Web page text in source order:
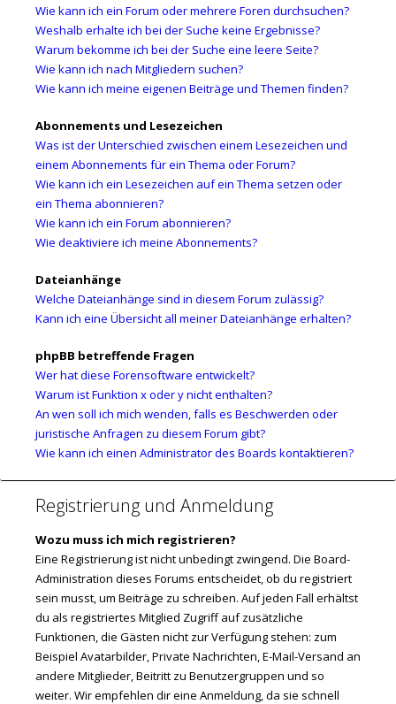
Wie kann ich ein Forum oder mehrere Foren durchsuchen?
Weshalb erhalte ich bei der Suche keine Ergebnisse?
Warum bekomme ich bei der Suche eine leere Seite?
Wie kann ich nach Mitgliedern suchen?
Wie kann ich meine eigenen Beiträge und Themen finden?
Abonnements und Lesezeichen
Was ist der Unterschied zwischen einem Lesezeichen und
einem Abonnements für ein Thema oder Forum?
Wie kann ich ein Lesezeichen auf ein Thema setzen oder
ein Thema abonnieren?
Wie kann ich ein Forum abonnieren?
Wie deaktiviere ich meine Abonnements?
Dateianhänge
Welche Dateianhänge sind in diesem Forum zulässig?
Kann ich eine Übersicht all meiner Dateianhänge erhalten?
phpBB betreffende Fragen
Wer hat diese Forensoftware entwickelt?
Warum ist Funktion x oder y nicht enthalten?
An wen soll ich mich wenden, falls es Beschwerden oder
juristische Anfragen zu diesem Forum gibt?
Wie kann ich einen Administrator des Boards kontaktieren?
Registrierung und Anmeldung
Wozu muss ich mich registrieren?
Eine Registrierung ist nicht unbedingt zwingend. Die Board-
Administration dieses Forums entscheidet, ob du registriert
sein musst, um Beiträge zu schreiben. Auf jeden Fall erhältst
du als registriertes Mitglied Zugriff auf zusätzliche
Funktionen, die Gästen nicht zur Verfügung stehen: zum
Beispiel Avatarbilder, Private Nachrichten, E-Mail-Versand an
andere Mitglieder, Beitritt zu Benutzergruppen und so
weiter. Wir empfehlen dir eine Anmeldung, da sie schnell